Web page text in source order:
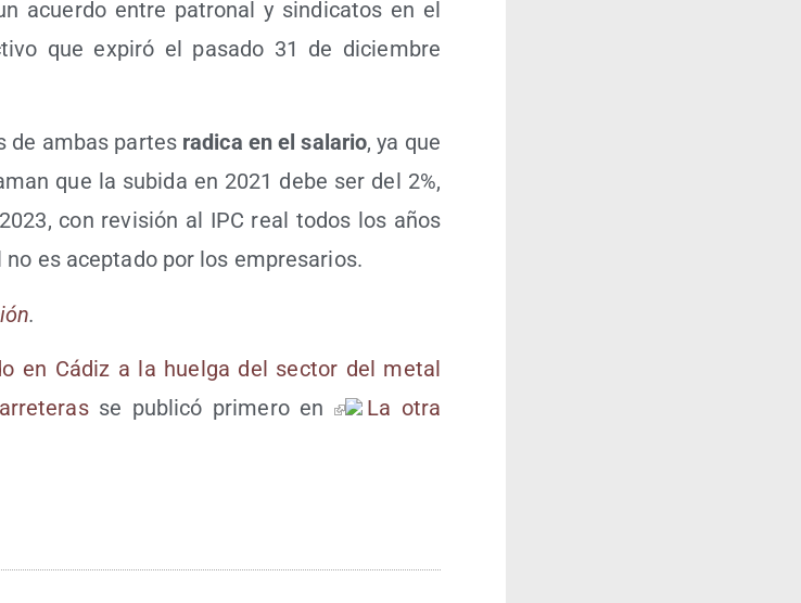
acuer­do entre patro­nal y sin­di­ca­tos en el
que expi­ró el pasa­do 31 de diciem­bre
de ambas par­tes radi­ca en el sala­rio, ya que
que la subi­da en 2021 debe ser del 2%,
con revi­sión al IPC real todos los años
es acep­ta­do por los empresarios.
.
en Cádiz a la huel­ga del sec­tor del metal
se publi­có pri­me­ro en
La otra